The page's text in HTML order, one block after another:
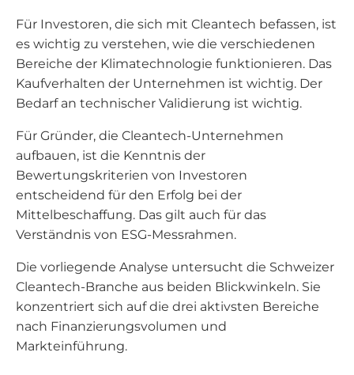
Für Investoren, die sich mit Cleantech befassen, ist
es wichtig zu verstehen, wie die verschiedenen
Bereiche der Klimatechnologie funktionieren. Das
Kaufverhalten der Unternehmen ist wichtig. Der
Bedarf an technischer Validierung ist wichtig.
Für Gründer, die Cleantech-Unternehmen
aufbauen, ist die Kenntnis der
Bewertungskriterien von Investoren
entscheidend für den Erfolg bei der
Mittelbeschaffung. Das gilt auch für das
Verständnis von ESG-Messrahmen.
Die vorliegende Analyse untersucht die Schweizer
Cleantech-Branche aus beiden Blickwinkeln. Sie
konzentriert sich auf die drei aktivsten Bereiche
nach Finanzierungsvolumen und
Markteinführung.